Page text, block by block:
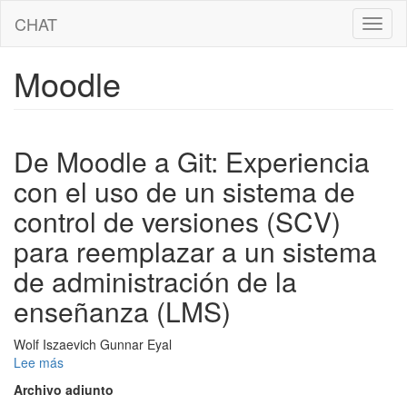
contenido
CHAT
Moodle
De Moodle a Git: Experiencia
con el uso de un sistema de
control de versiones (SCV)
para reemplazar a un sistema
de administración de la
enseñanza (LMS)
Wolf Iszaevich Gunnar Eyal
Lee más
De
Archivo adjunto